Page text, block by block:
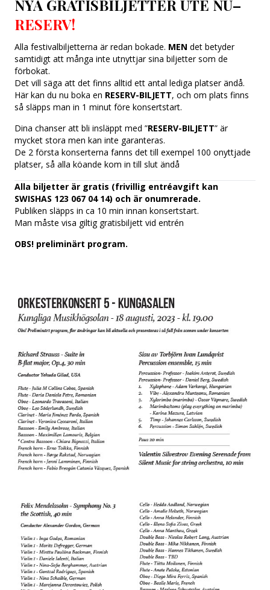
Om oss
NYA GRATISBILJETTER UTE NU–
RESERV!
Alla festivalbiljetterna är redan bokade. MEN det betyder
samtidigt att många inte utnyttjar sina biljetter som de
förbokat.
Det vill säga att det finns alltid ett antal lediga platser ändå.
Här kan du nu boka en RESERV-BILJETT, och om plats finns
så släpps man in 1 minut före konsertstart.
Dina chanser att bli insläppt med ”RESERV-BILJETT” är
mycket stora men kan inte garanteras.
De 2 första konserterna fanns det till exempel 100 onyttjade
platser, så alla köande kom in till slut ändå
Alla biljetter är gratis (frivillig entréavgift kan
SWISHAS 123 067 04 14) och är onumrerade.
Publiken släpps in ca 10 min innan konsertstart.
Man måste visa giltig gratisbiljett vid entrén
OBS! preliminärt program.